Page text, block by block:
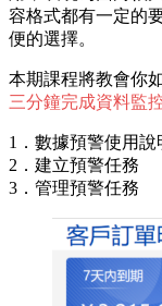
容格式都有一定的
便的選擇。
本期課程將教會你
三分鐘完成資料監
1．數據預警使用說
2．建立預警任務
3．管理預警任務